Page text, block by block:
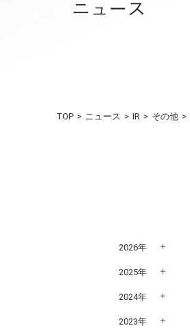
TOP ニュース IR その他
2026年
2025年
2024年
2023年